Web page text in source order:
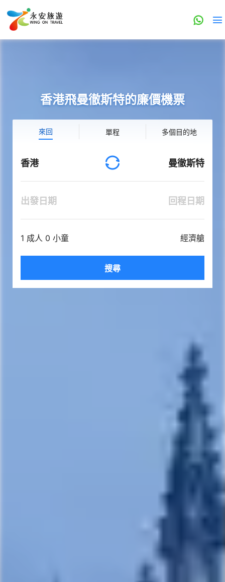
香港飛曼徹斯特的廉價機票
來回 單程 多個目的地
香港 曼徹斯特
出發日期 回程日期
1 成人 0 小童 經濟艙
搜尋